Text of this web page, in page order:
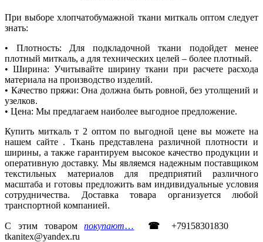
При выборе хлопчатобумажной ткани миткаль оптом следует
знать:
• Плотность: Для подкладочной ткани подойдет менее
плотный миткаль, а для технических целей – более плотный.
• Ширина: Учитывайте ширину ткани при расчете расхода
материала на производство изделий.
• Качество пряжи: Она должна быть ровной, без утолщений и
узелков.
• Цена: Мы предлагаем наиболее выгодное предложение.
Купить миткаль т 2 оптом по выгодной цене вы можете на
нашем сайте . Ткань представлена различной плотности и
ширины, а также гарантируем высокое качество продукции и
оперативную доставку. Мы являемся надежным поставщиком
текстильных материалов для предприятий различного
масштаба и готовы предложить вам индивидуальные условия
сотрудничества. Доставка товара организуется любой
транспортной компанией.
С этим товаромпокупают… ☎
+79158301830
tkanitex@yandex.ru